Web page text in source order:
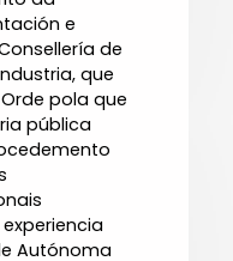
e
de
que
pola que
pública
Autónoma